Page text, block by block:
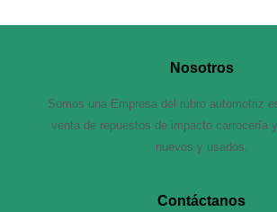
Nosotros
Somos una Empresa del rubro automotriz
venta de repuestos de impacto carrocería
nuevos y usados.
Contáctanos​